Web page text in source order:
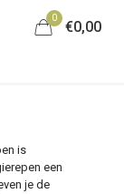
0
€0,00
is
een
je de